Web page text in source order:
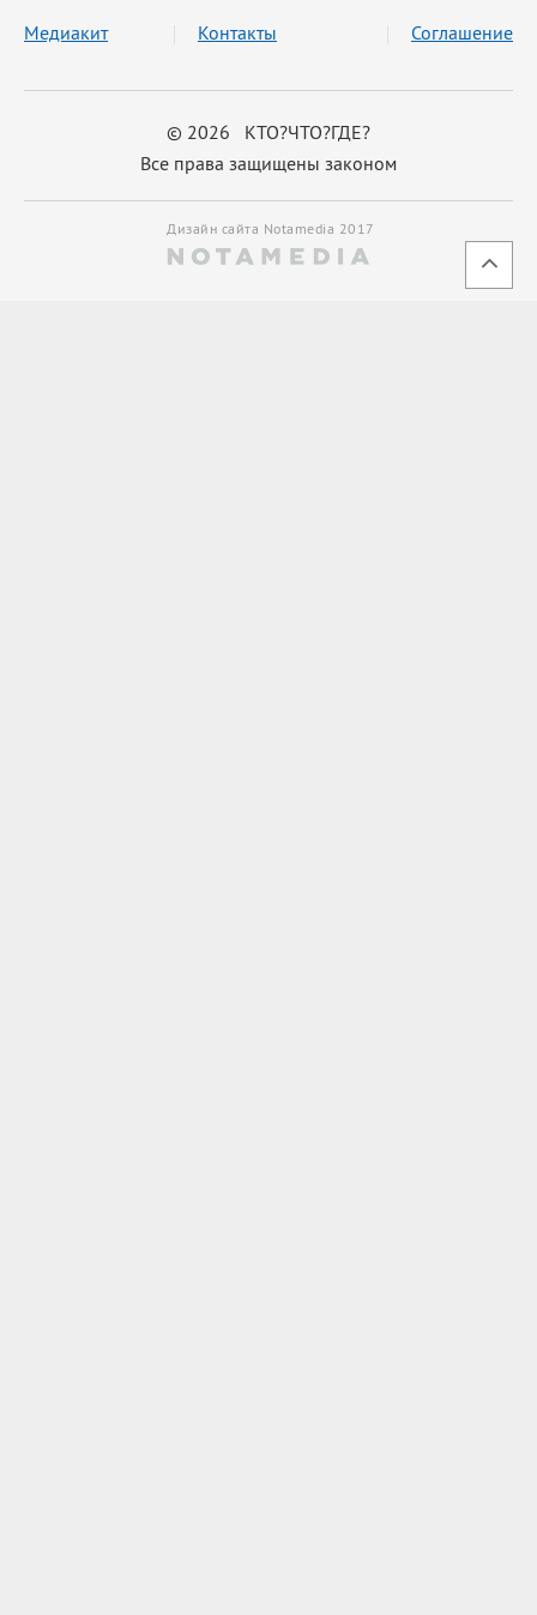
© 2026 КТО?ЧТО?ГДЕ?
Все права защищены законом
Медиакит Контакты Соглашение
Дизайн сайта Notamedia 2017